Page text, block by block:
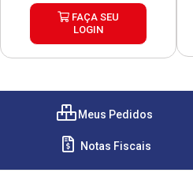
FAÇA SEU
LOGIN
Meus Pedidos
Notas Fiscais